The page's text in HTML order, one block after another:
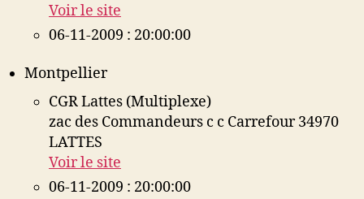
Voir le site
06-11-2009 : 20:00:00
Montpellier
CGR Lattes (Multiplexe)
zac des Commandeurs c c Carrefour 34970
LATTES
Voir le site
06-11-2009 : 20:00:00